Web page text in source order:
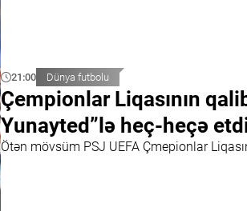
21:00 Dünya futbolu
Çempionlar Liqasının
Yunayted”lə heç-heçə
Ötən mövsüm PSJ UEFA Çmepionlar